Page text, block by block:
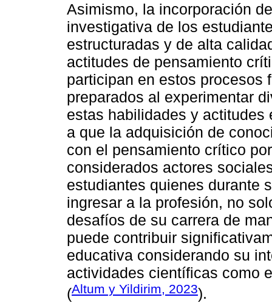
Asimismo, la incorporación
investigativa de los
estructuradas y de alta
actitudes de pensamiento
participan en estos procesos
preparados al experimentar
estas habilidades y actitudes
a que la adquisición de
con el pensamiento crítico
considerados actores
estudiantes quienes durante
ingresar a la profesión, no
desafíos de su carrera de
puede contribuir
educativa considerando su
actividades científicas como
(Altum y Yildirim, 2023).